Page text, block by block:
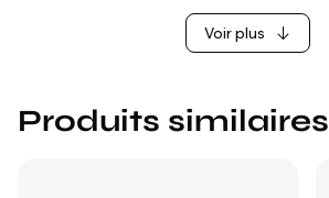
Voir plus
Produits similaires